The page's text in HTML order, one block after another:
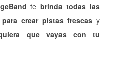
te brinda todas las
crear pistas frescas y
que vayas con tu